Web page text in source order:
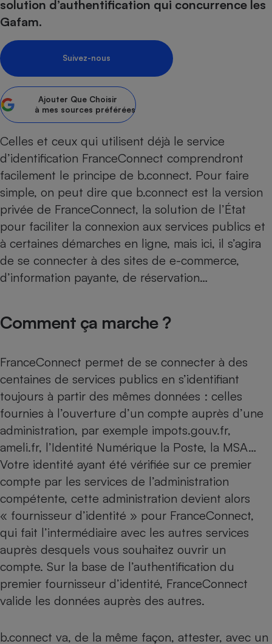
solution d’authentification qui concurrence les
Gafam.
Suivez-nous
Ajouter Que Choisir
à mes sources préférées
Celles et ceux qui utilisent déjà le service
d’identification FranceConnect comprendront
facilement le principe de b.connect. Pour faire
simple, on peut dire que b.connect est la version
privée de FranceConnect, la solution de l’État
pour faciliter la connexion aux services publics et
à certaines démarches en ligne, mais ici, il s’agira
de se connecter à des sites de e-commerce,
d’information payante, de réservation…
Comment ça marche ?
FranceConnect permet de se connecter à des
centaines de services publics en s’identifiant
toujours à partir des mêmes données : celles
fournies à l’ouverture d’un compte auprès d’une
administration, par exemple impots.gouv.fr,
ameli.fr, l’Identité Numérique la Poste, la MSA…
Votre identité ayant été vérifiée sur ce premier
compte par les services de l’administration
compétente, cette administration devient alors
« fournisseur d’identité » pour FranceConnect,
qui fait l’intermédiaire avec les autres services
auprès desquels vous souhaitez ouvrir un
compte. Sur la base de l’authentification du
premier fournisseur d’identité, FranceConnect
valide les données auprès des autres.
b.connect va, de la même façon, attester, avec un
Assurance emprunteur
Banque
Lave-linge
Climatiseur -
Ventilateur
Cafetière à expressos
Téléviseur
Téléphone mobile -
Antivirus
Radiateur électrique
Climatiseur -
Ventilateur
Antimoustique